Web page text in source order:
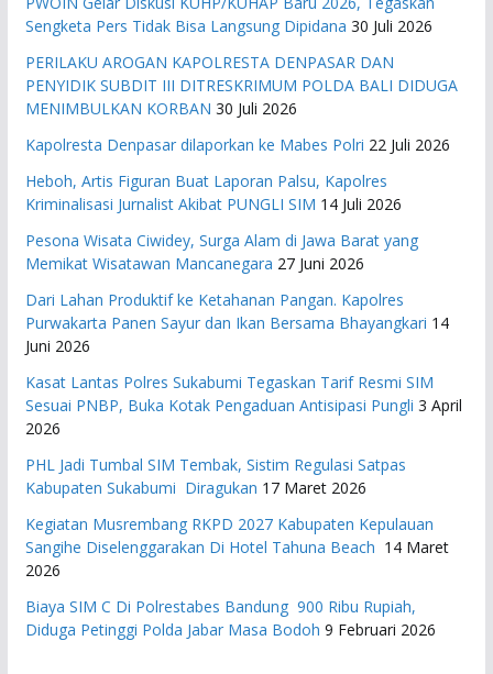
Sengketa Pers Tidak Bisa Langsung Dipidana 30 Juli 2026
PERILAKU AROGAN KAPOLRESTA DENPASAR DAN
PENYIDIK SUBDIT III DITRESKRIMUM POLDA BALI DIDUGA
MENIMBULKAN KORBAN 30 Juli 2026
Kapolresta Denpasar dilaporkan ke Mabes Polri 22 Juli 2026
Heboh, Artis Figuran Buat Laporan Palsu, Kapolres
Kriminalisasi Jurnalist Akibat PUNGLI SIM 14 Juli 2026
Pesona Wisata Ciwidey, Surga Alam di Jawa Barat yang
Memikat Wisatawan Mancanegara 27 Juni 2026
Dari Lahan Produktif ke Ketahanan Pangan. Kapolres
Purwakarta Panen Sayur dan Ikan Bersama Bhayangkari 14
Juni 2026
Kasat Lantas Polres Sukabumi Tegaskan Tarif Resmi SIM
Sesuai PNBP, Buka Kotak Pengaduan Antisipasi Pungli 3 April
2026
PHL Jadi Tumbal SIM Tembak, Sistim Regulasi Satpas
Kabupaten Sukabumi Diragukan 17 Maret 2026
Kegiatan Musrembang RKPD 2027 ​Kabupaten Kepulauan
Sangihe Diselenggarakan Di Hotel Tahuna Beach 14 Maret
2026
Biaya SIM C Di Polrestabes Bandung 900 Ribu Rupiah,
Diduga Petinggi Polda Jabar Masa Bodoh 9 Februari 2026